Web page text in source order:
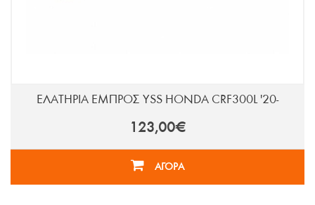
ΕΛΑΤΗΡΙΑ ΕΜΠΡΟΣ YSS HONDA CRF300L '20-
123,00€
ΑΓΟΡΑ